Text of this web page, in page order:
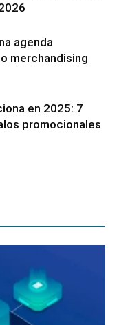
agenda
merchandising
en 2025: 7
promocionales